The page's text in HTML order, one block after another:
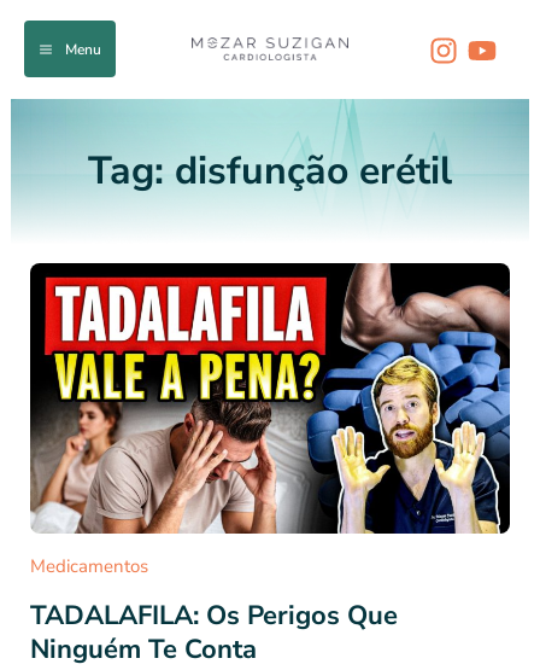
Menu
Tag: disfunção erétil
Medicamentos
TADALAFILA: Os Perigos Que
Ninguém Te Conta